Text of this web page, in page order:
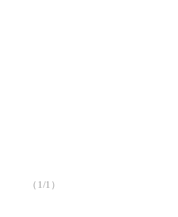
（1/1）